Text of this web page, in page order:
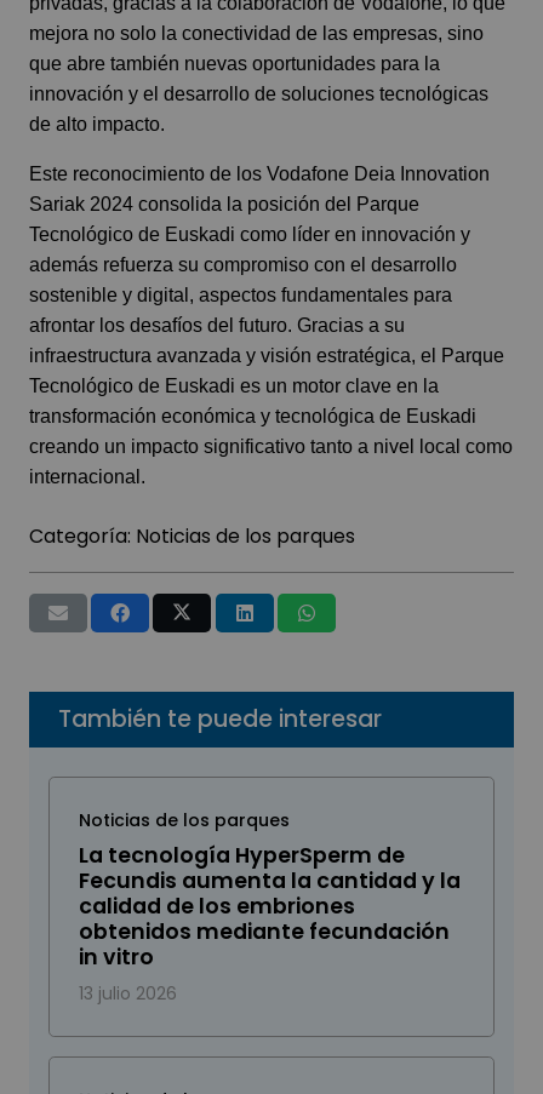
mejora no solo la conectividad de las empresas, sino
que abre también nuevas oportunidades para la
innovación y el desarrollo de soluciones tecnológicas
de alto impacto.
Este reconocimiento de los Vodafone Deia Innovation
Sariak 2024 consolida la posición del Parque
Tecnológico de Euskadi como líder en innovación y
además refuerza su compromiso con el desarrollo
sostenible y digital, aspectos fundamentales para
afrontar los desafíos del futuro. Gracias a su
infraestructura avanzada y visión estratégica, el Parque
Tecnológico de Euskadi es un motor clave en la
transformación económica y tecnológica de Euskadi
creando un impacto significativo tanto a nivel local como
internacional.
Categoría: Noticias de los parques
También te puede interesar
Noticias de los parques
La tecnología HyperSperm de
Fecundis aumenta la cantidad y la
calidad de los embriones
obtenidos mediante fecundación
in vitro
13 julio 2026